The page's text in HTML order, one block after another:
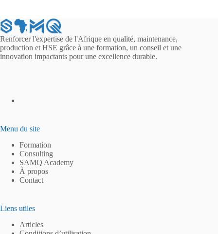
Renforcer l'expertise de l'Afrique en qualité, maintenance,
production et HSE grâce à une formation, un conseil et une
innovation impactants pour une excellence durable.
Menu du site
Formation
Consulting
SAMQ Academy
À propos
Contact
Liens utiles
Articles